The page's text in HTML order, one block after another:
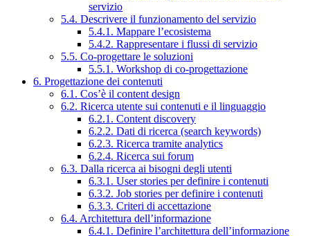
servizio
5.4. Descrivere il funzionamento del servizio
5.4.1. Mappare l’ecosistema
5.4.2. Rappresentare i flussi di servizio
5.5. Co-progettare le soluzioni
5.5.1. Workshop di co-progettazione
6. Progettazione dei contenuti
6.1. Cos’è il content design
6.2. Ricerca utente sui contenuti e il linguaggio
6.2.1. Content discovery
6.2.2. Dati di ricerca (search keywords)
6.2.3. Ricerca tramite analytics
6.2.4. Ricerca sui forum
6.3. Dalla ricerca ai bisogni degli utenti
6.3.1. User stories per definire i contenuti
6.3.2. Job stories per definire i contenuti
6.3.3. Criteri di accettazione
6.4. Architettura dell’informazione
6.4.1. Definire l’architettura dell’informazione